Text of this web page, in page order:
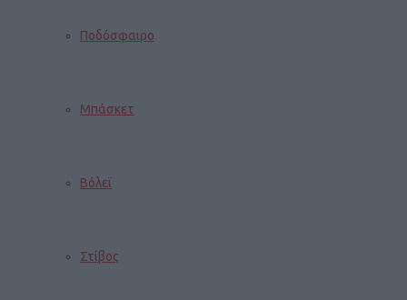
Ποδόσφαιρο
Μπάσκετ
Βόλεϊ
Στίβος